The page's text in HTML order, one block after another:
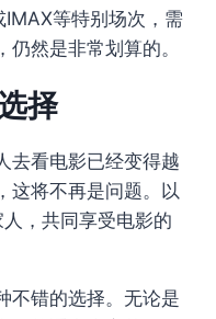
等特别场次，需
然是非常划算的。
择
去看电影已经变得越
这将不再是问题。以
，共同享受电影的
不错的选择。无论是